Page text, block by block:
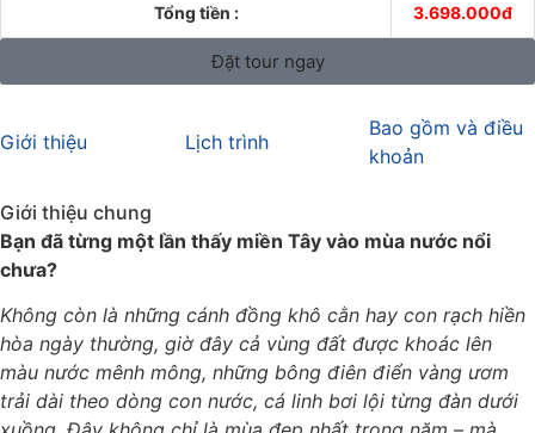
Tổng tiền : 3.698.000đ
Đặt tour ngay
Giới thiệu Lịch trình
Bao gồm và điều
khoản
Giới thiệu chung
Bạn đã từng một lần thấy miền Tây vào mùa nước nổi
chưa?
Không còn là những cánh đồng khô cằn hay con rạch hiền
hòa ngày thường, giờ đây cả vùng đất được khoác lên
màu nước mênh mông, những bông điên điển vàng ươm
trải dài theo dòng con nước, cá linh bơi lội từng đàn dưới